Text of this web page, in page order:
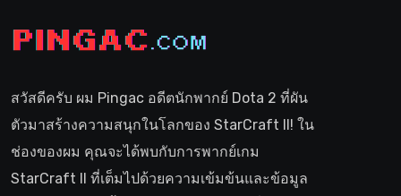
สวัสดีครับ ผม Pingac อดีตนักพากย์ Dota 2 ที่ผัน
ตัวมาสร้างความสนุกในโลกของ StarCraft II! ใน
ช่องของผม คุณจะได้พบกับการพากย์เกม
StarCraft II ที่เต็มไปด้วยความเข้มข้นและข้อมูล